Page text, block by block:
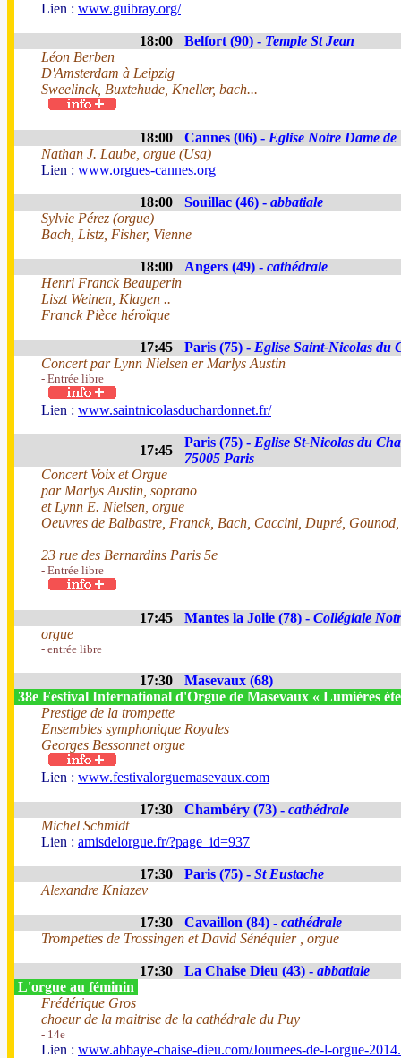
Lien : www.guibray.org/
18:00 Belfort (90) - Temple St Jean
Léon Berben
D'Amsterdam à Leipzig
Sweelinck, Buxtehude, Kneller, bach...
18:00 Cannes (06) - Eglise Notre Dame de
Nathan J. Laube, orgue (Usa)
Lien : www.orgues-cannes.org
18:00 Souillac (46) - abbatiale
Sylvie Pérez (orgue)
Bach, Listz, Fisher, Vienne
18:00 Angers (49) - cathédrale
Henri Franck Beauperin
Liszt Weinen, Klagen ..
Franck Pièce héroïque
17:45 Paris (75) - Eglise Saint-Nicolas du
Concert par Lynn Nielsen er Marlys Austin
- Entrée libre
Lien : www.saintnicolasduchardonnet.fr/
17:45
Paris (75) - Eglise St-Nicolas du
75005 Paris
Concert Voix et Orgue
par Marlys Austin, soprano
et Lynn E. Nielsen, orgue
Oeuvres de Balbastre, Franck, Bach, Caccini, Dupré,
23 rue des Bernardins Paris 5e
- Entrée libre
17:45 Mantes la Jolie (78) - Collégiale
orgue
- entrée libre
17:30
Masevaux (68)
38e Festival International d'Orgue de Masevaux « Lumières
Prestige de la trompette
Ensembles symphonique Royales
Georges Bessonnet orgue
Lien : www.festivalorguemasevaux.com
17:30 Chambéry (73) - cathédrale
Michel Schmidt
Lien : amisdelorgue.fr/?page_id=937
17:30 Paris (75) - St Eustache
Alexandre Kniazev
17:30 Cavaillon (84) - cathédrale
Trompettes de Trossingen et David Sénéquier , orgue
17:30 La Chaise Dieu (43) - abbatiale
L'orgue au féminin
Frédérique Gros
choeur de la maitrise de la cathédrale du Puy
- 14e
Lien : www.abbaye-chaise-dieu.com/Journees-de-l-orgue-